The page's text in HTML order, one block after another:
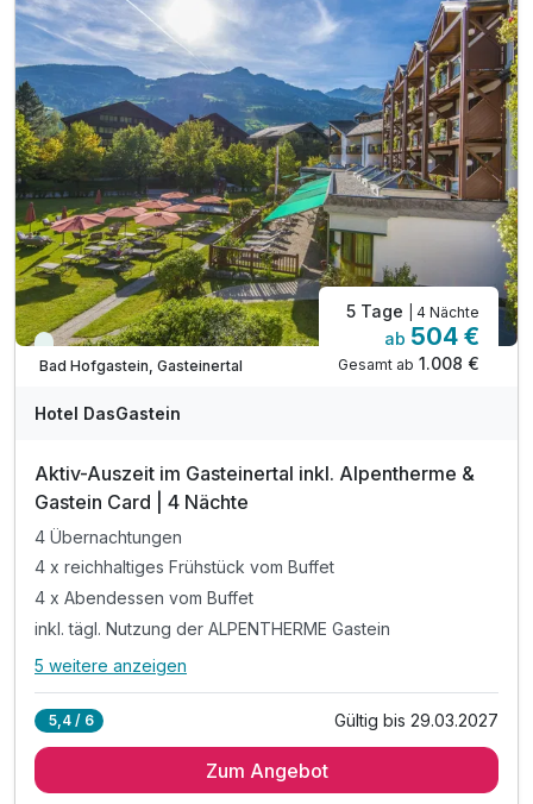
inkl. Badetasche -tücher, -mantel & -slipper
inkl. Teestation & 1 L Mineralwasser am Zimmer
inkl. W-LAN Nutzung im ganzen Hotel
inkl. Gastein Card mit vielen Mehrwerten
Viele Termine frei
Bad Hofgastein, Gasteinertal
5 Tage | 4 Nächte
ab 504 €
Gesamt ab 1.008 €
Hotel DasGastein
Aktiv-Auszeit im Gasteinertal inkl. Alpentherme &
Gastein Card | 4 Nächte
4 Übernachtungen
4 x reichhaltiges Frühstück vom Buffet
4 x Abendessen vom Buffet
inkl. tägl. Nutzung der ALPENTHERME Gastein
Alle Inklusivleistungen
4 x reichhaltiges Frühstück vom Buffet
5 weitere anzeigen
5,4 / 6 Gültig bis 29.03.2027
Zum Angebot